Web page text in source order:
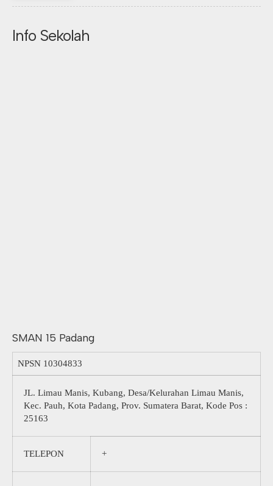
Info Sekolah
SMAN 15 Padang
NPSN 10304833
JL. Limau Manis, Kubang, Desa/Kelurahan Limau Manis,
Kec. Pauh, Kota Padang, Prov. Sumatera Barat, Kode Pos :
25163
TELEPON +